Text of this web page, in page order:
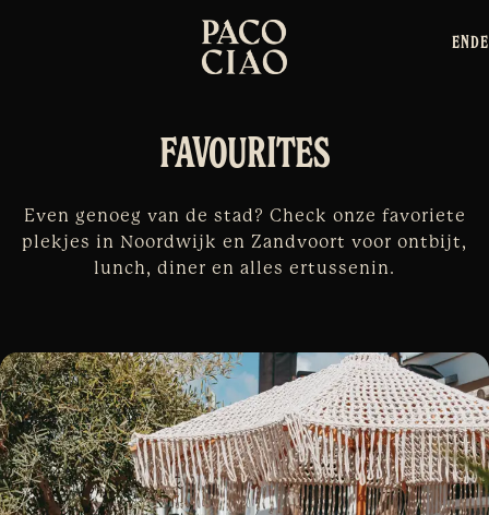
ENDE
FAVOURITES
Even genoeg van de stad? Check onze favoriete
plekjes in Noordwijk en Zandvoort voor ontbijt,
lunch, diner en alles ertussenin.